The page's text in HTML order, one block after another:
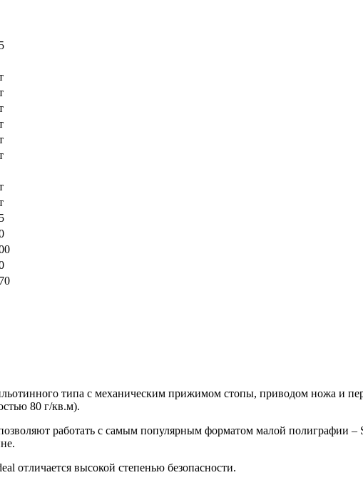
типа с механическим прижимом стопы, приводом ножа и
80 г/кв.м).
работать с самым популярным форматом малой полиграфии
отличается высокой степенью безопасности.